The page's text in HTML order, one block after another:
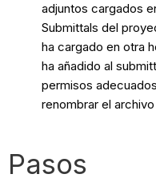
adjuntos cargados
Submittals del
ha cargado en otra
ha añadido al
permisos
renombrar el
Pasos